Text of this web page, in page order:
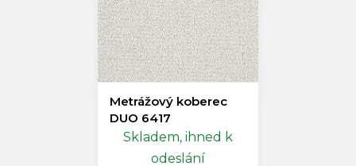
Metrážový koberec
DUO 6417
Skladem, ihned k
odeslání